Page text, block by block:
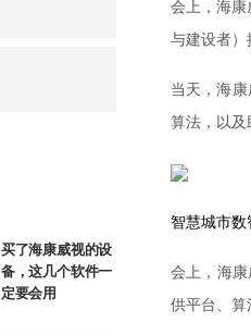
买了海康威视的设
备，这几个软件一
定要会用
会上，海
与建设者）
当天，海
算法，以及
智慧城市
会上，海
供平台、算